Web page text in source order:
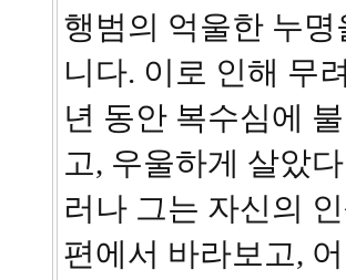
행범의 억울한 누
니다. 이로 인해 무
년 동안 복수심에
고, 우울하게 살았
러나 그는 자신의
편에서 바라보고,